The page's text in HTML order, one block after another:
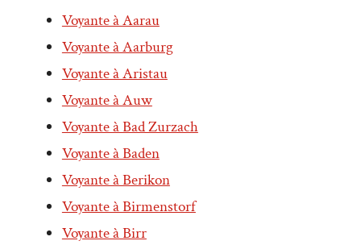
Voyante à Aarau
Voyante à Aarburg
Voyante à Aristau
Voyante à Auw
Voyante à Bad Zurzach
Voyante à Baden
Voyante à Berikon
Voyante à Birmenstorf
Voyante à Birr